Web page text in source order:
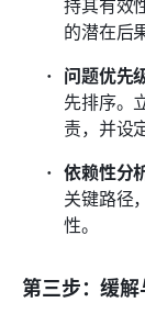
的潜在后
问题优先
先排序。
责，并设
依赖性分
关键路径
性。
第三步：缓